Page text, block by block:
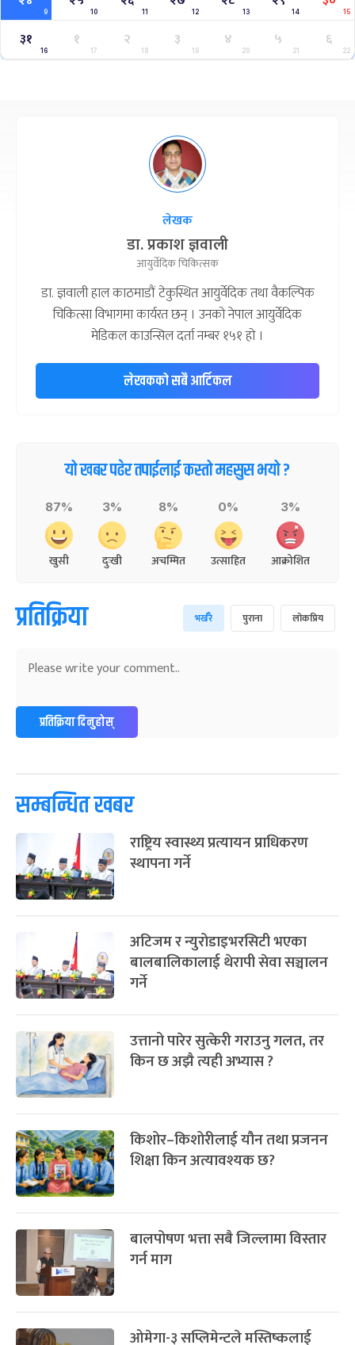
9 10 11 12 13 14 15
३१
16
१
17
२
18
३
19
४
20
५
21
६
22
लेखक
डा. प्रकाश ज्ञवाली
आयुर्वेदिक चिकित्सक
डा. ज्ञवाली हाल काठमाडौं टेकुस्थित आयुर्वेदिक तथा वैकल्पिक
चिकित्सा विभागमा कार्यरत छन् । उनको नेपाल आयुर्वेदिक
मेडिकल काउन्सिल दर्ता नम्बर १५१ हो ।
लेखकको सबै आर्टिकल
यो खबर पढेर तपाईलाई कस्तो महसुस भयो ?
87%
खुसी
3%
दुःखी
8%
अचम्मित
0%
उत्साहित
3%
आक्रोशित
प्रतिक्रिया भर्खरै पुराना लोकप्रिय
प्रतिक्रिया दिनुहोस्
सम्बन्धित खबर
राष्ट्रिय स्वास्थ्य प्रत्यायन प्राधिकरण
स्थापना गर्ने
अटिजम र न्युरोडाइभरसिटी भएका
बालबालिकालाई थेरापी सेवा सञ्चालन
गर्ने
उत्तानो पारेर सुत्केरी गराउनु गलत, तर
किन छ अझै त्यही अभ्यास ?
किशोर–किशोरीलाई यौन तथा प्रजनन
शिक्षा किन अत्यावश्यक छ?
बालपोषण भत्ता सबै जिल्लामा विस्तार
गर्न माग
ओमेगा-३ सप्लिमेन्टले मस्तिष्कलाई